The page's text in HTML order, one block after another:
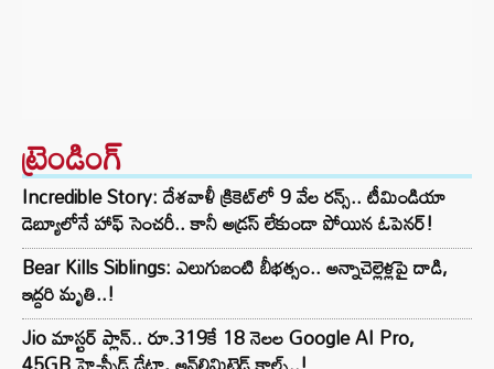
ట్రెండింగ్‌
Incredible Story: దేశవాళీ క్రికెట్‌లో 9 వేల రన్స్.. టీమిండియా
డెబ్యూలోనే హాఫ్ సెంచరీ.. కానీ అడ్రస్ లేకుండా పోయిన ఓపెనర్!
Bear Kills Siblings: ఎలుగుబంటి బీభత్సం.. అన్నాచెల్లెళ్లపై దాడి,
ఇద్దరి మృతి..!
Jio మాస్టర్ ప్లాన్.. రూ.319కే 18 నెలల Google AI Pro,